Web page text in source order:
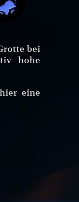
bei
hohe
eine